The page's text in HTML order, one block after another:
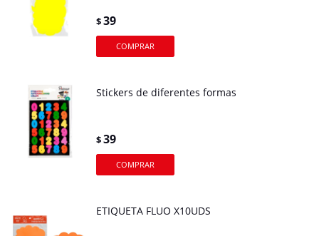
$39
Stickers de diferentes formas
$39
ETIQUETA FLUO X10UDS